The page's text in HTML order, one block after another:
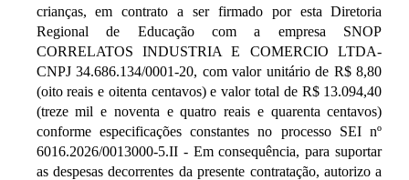
crianças, em contrato a ser firmado por esta Diretoria
Regional de Educação com a empresa SNOP
CORRELATOS INDUSTRIA E COMERCIO LTDA-
CNPJ 34.686.134/0001-20, com valor unitário de R$ 8,80
(oito reais e oitenta centavos) e valor total de R$ 13.094,40
(treze mil e noventa e quatro reais e quarenta centavos)
conforme especificações constantes no processo SEI nº
6016.2026/0013000-5.II - Em consequência, para suportar
as despesas decorrentes da presente contratação, autorizo a